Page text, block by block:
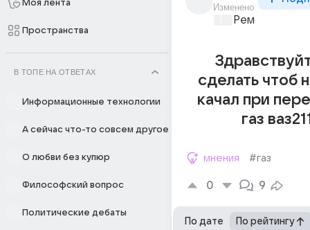
Моя лента
Пространства
В ТОПЕ НА ОТВЕТАХ
Информационные технологии
А сейчас что-то совсем другое
О любви без купюр
Философский вопрос
Политические дебаты
Изменено
Ремонт и
сделать чтоб
качал при
газ
мнения #газ
0 9
По дате По рейтингу